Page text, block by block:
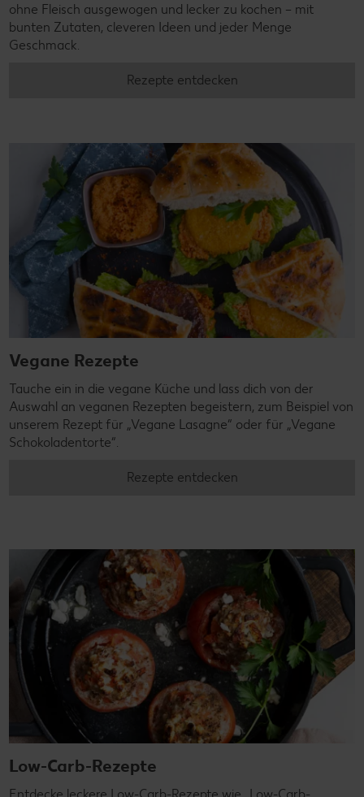
ohne Fleisch ausgewogen und lecker zu kochen – mit
bunten Zutaten, cleveren Ideen und jeder Menge
Geschmack.
Rezepte entdecken
Vegane Rezepte
Tauche ein in die vegane Küche und lass dich von der
Auswahl an veganen Rezepten begeistern, zum Beispiel von
unserem Rezept für „Vegane Lasagne“ oder für „Vegane
Schokoladentorte“.
Rezepte entdecken
Low-Carb-Rezepte